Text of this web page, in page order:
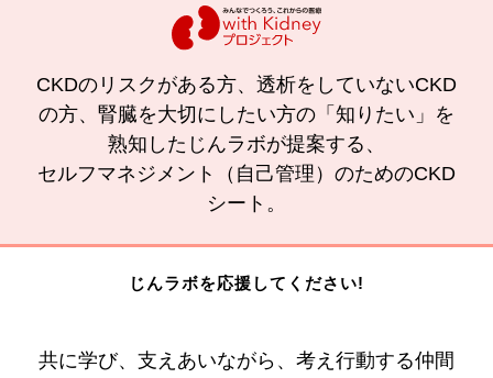
CKDのリスクがある方、透析をしていないCKD
の方、腎臓を大切にしたい方の「知りたい」を
熟知したじんラボが提案する、
セルフマネジメント（自己管理）のためのCKD
シート。
じんラボを応援してください!
共に学び、支えあいながら、考え行動する仲間